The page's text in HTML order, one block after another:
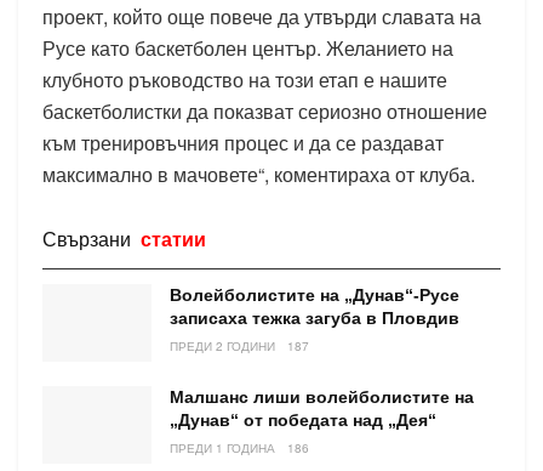
проект, който още повече да утвърди славата на
Русе като баскетболен център. Желанието на
клубното ръководство на този етап е нашите
баскетболистки да показват сериозно отношение
към тренировъчния процес и да се раздават
максимално в мачовете“, коментираха от клуба.
Свързани статии
Волейболистите на „Дунав“-Русе
записаха тежка загуба в Пловдив
ПРЕДИ 2 ГОДИНИ 187
Малшанс лиши волейболистите на
„Дунав“ от победата над „Дея“
ПРЕДИ 1 ГОДИНА 186